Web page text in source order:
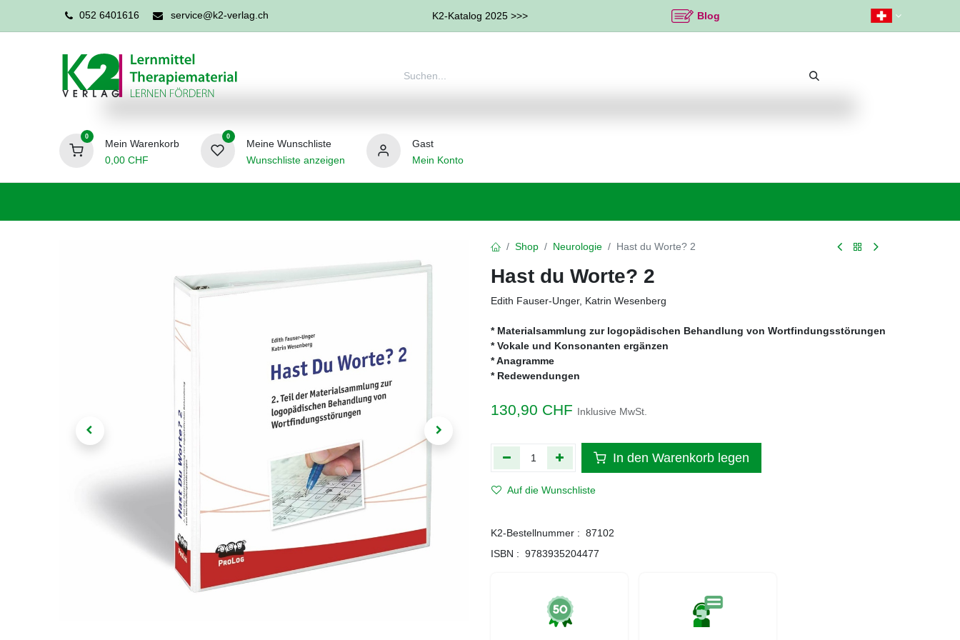
052 6401616 service@k2-verlag.ch K2-Katalog 2025 >>> Blog
0
Mein Warenkorb
0,00CHF
0
Meine Wunschliste
Wunschliste anzeigen
Gast
Mein Konto
Shop Neurologie Hast du Worte? 2
Hast du Worte? 2
Edith Fauser-Unger, Katrin Wesenberg
* Materialsammlung zur logopädischen Behandlung von Wortfindungsstörungen
* Vokale und Konsonanten ergänzen
* Anagramme
* Redewendungen
130,90 CHF Inklusive MwSt.
In den Warenkorb legen
Auf die Wunschliste
K2-Bestellnummer : 87102
ISBN : 9783935204477